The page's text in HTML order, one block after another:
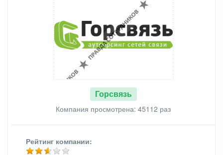
Горсвязь
Компания просмотрена: 45112 раз
Рейтинг компании: